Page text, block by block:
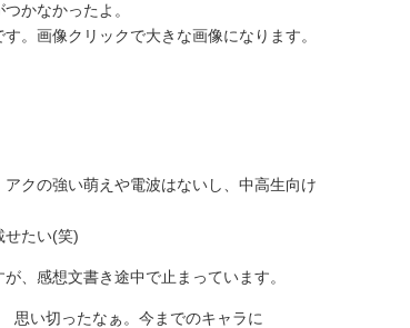
かなかったよ。
画像クリックで大きな画像になります。
クの強い萌えや電波はないし、中高生向け
せたい(笑)
、感想文書き途中で止まっています。
い切ったなぁ。今までのキャラに